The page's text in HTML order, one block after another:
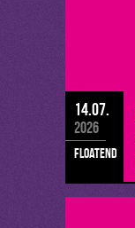
14.07.
2026
floatend